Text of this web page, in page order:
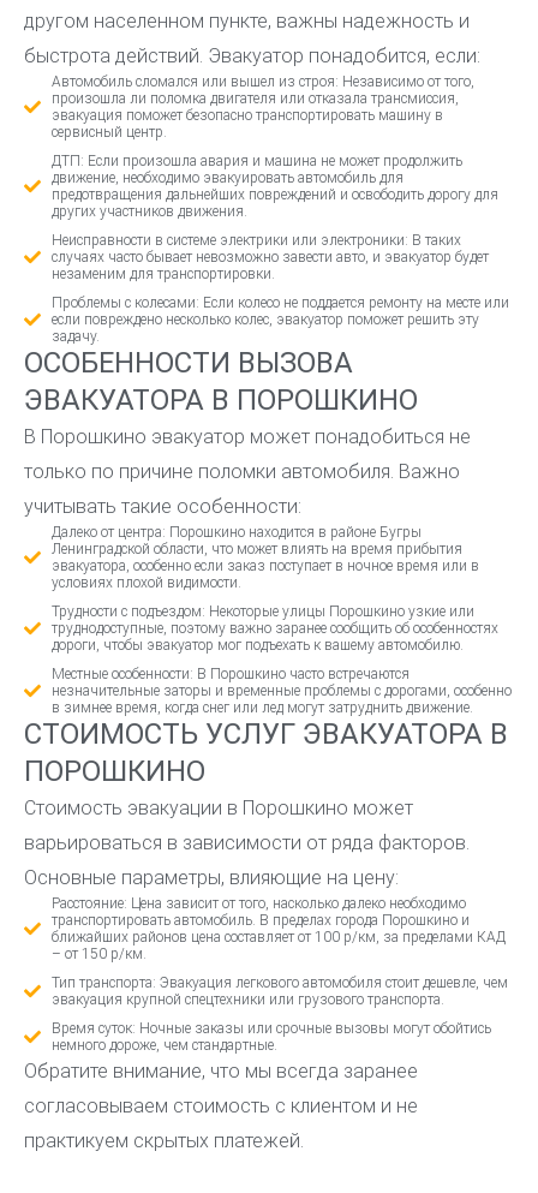
другом населенном пункте, важны надежность и
быстрота действий. Эвакуатор понадобится, если:
Автомобиль сломался или вышел из строя: Независимо от того,
произошла ли поломка двигателя или отказала трансмиссия,
эвакуация поможет безопасно транспортировать машину в
сервисный центр.
ДТП: Если произошла авария и машина не может продолжить
движение, необходимо эвакуировать автомобиль для
предотвращения дальнейших повреждений и освободить дорогу для
других участников движения.
Неисправности в системе электрики или электроники: В таких
случаях часто бывает невозможно завести авто, и эвакуатор будет
незаменим для транспортировки.
Проблемы с колесами: Если колесо не поддается ремонту на месте или
если повреждено несколько колес, эвакуатор поможет решить эту
задачу.
ОСОБЕННОСТИ ВЫЗОВА
ЭВАКУАТОРА В ПОРОШКИНО
В Порошкино эвакуатор может понадобиться не
только по причине поломки автомобиля. Важно
учитывать такие особенности:
Далеко от центра: Порошкино находится в районе Бугры
Ленинградской области, что может влиять на время прибытия
эвакуатора, особенно если заказ поступает в ночное время или в
условиях плохой видимости.
Трудности с подъездом: Некоторые улицы Порошкино узкие или
труднодоступные, поэтому важно заранее сообщить об особенностях
дороги, чтобы эвакуатор мог подъехать к вашему автомобилю.
Местные особенности: В Порошкино часто встречаются
незначительные заторы и временные проблемы с дорогами, особенно
в зимнее время, когда снег или лед могут затруднить движение.
СТОИМОСТЬ УСЛУГ ЭВАКУАТОРА В
ПОРОШКИНО
Стоимость эвакуации в Порошкино может
варьироваться в зависимости от ряда факторов.
Основные параметры, влияющие на цену:
Расстояние: Цена зависит от того, насколько далеко необходимо
транспортировать автомобиль. В пределах города Порошкино и
ближайших районов цена составляет от 100 р/км, за пределами КАД
– от 150 р/км.
Тип транспорта: Эвакуация легкового автомобиля стоит дешевле, чем
эвакуация крупной спецтехники или грузового транспорта.
Время суток: Ночные заказы или срочные вызовы могут обойтись
немного дороже, чем стандартные.
Обратите внимание, что мы всегда заранее
согласовываем стоимость с клиентом и не
практикуем скрытых платежей.